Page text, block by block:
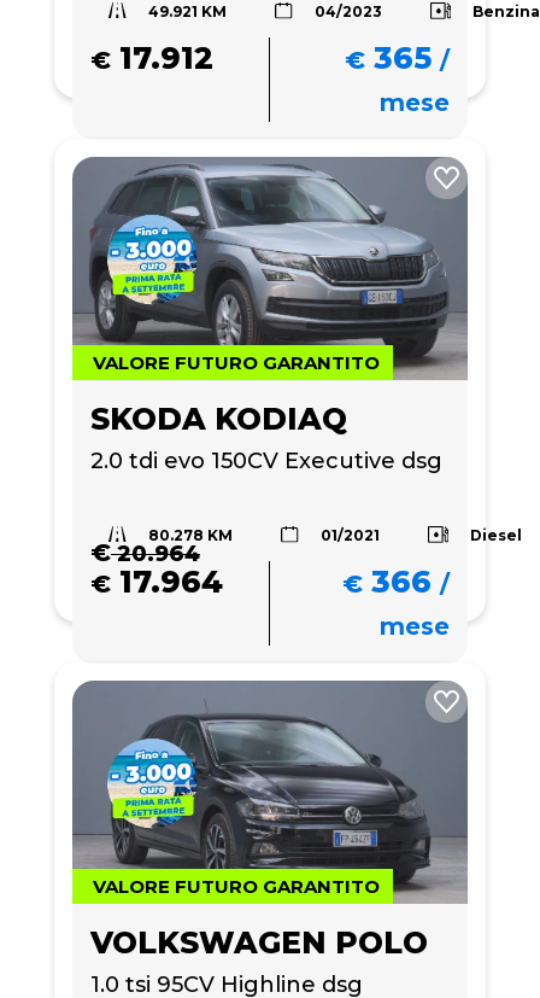
49.921 KM 04/2023 Benzina
€ 17.912 € 365 /
mese
VALORE FUTURO GARANTITO
SKODA KODIAQ
2.0 tdi evo 150CV Executive dsg
80.278 KM 01/2021 Diesel
€20.964
€ 17.964 € 366 /
mese
VALORE FUTURO GARANTITO
VOLKSWAGEN POLO
1.0 tsi 95CV Highline dsg